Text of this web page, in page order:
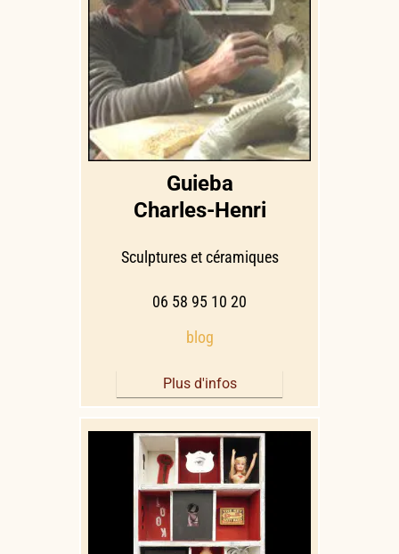
Guieba
Charles-Henri
Sculptures et céramiques
06 58 95 10 20
blog
Plus d'infos